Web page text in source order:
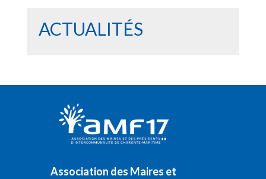
ACTUALITÉS
Association des Maires et